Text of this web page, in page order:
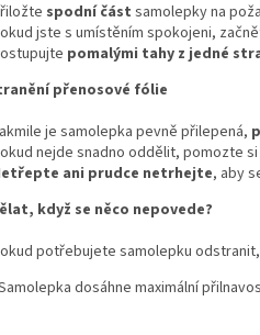
spodní část samolepky na
jste s umístěním spokojeni,
pomalými tahy z jedné
přenosové fólie
je samolepka pevně přilepená,
nejde snadno oddělit, pomozte
ani prudce netrhejte, aby
když se něco nepovede?
potřebujete samolepku odstranit,
dosáhne maximální